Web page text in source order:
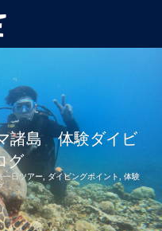
諸島 体験ダイビ
グ
一日ツアー ダイビングポイント
体験